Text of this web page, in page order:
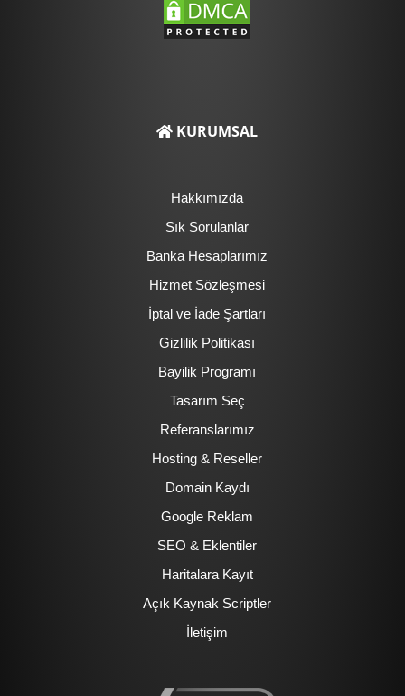
KURUMSAL
Hakkımızda
Sık Sorulanlar
Banka Hesaplarımız
Hizmet Sözleşmesi
İptal ve İade Şartları
Gizlilik Politikası
Bayilik Programı
Tasarım Seç
Referanslarımız
Hosting & Reseller
Domain Kaydı
Google Reklam
SEO & Eklentiler
Haritalara Kayıt
Açık Kaynak Scriptler
İletişim